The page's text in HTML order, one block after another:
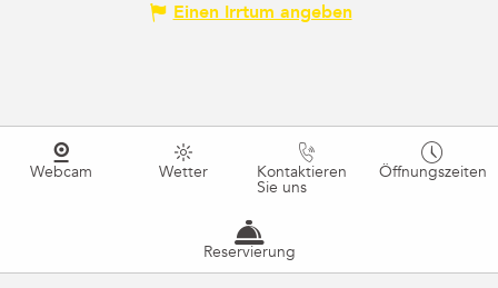
Einen Irrtum angeben
Webcam Wetter Kontaktieren
Sie uns
Öffnungszeiten
Reservierung